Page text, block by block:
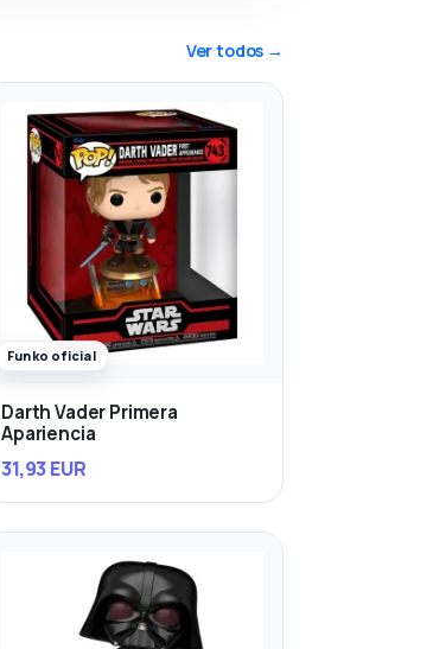
Ver todos →
Funko oficial
Darth Vader Primera
Apariencia
31,93 EUR